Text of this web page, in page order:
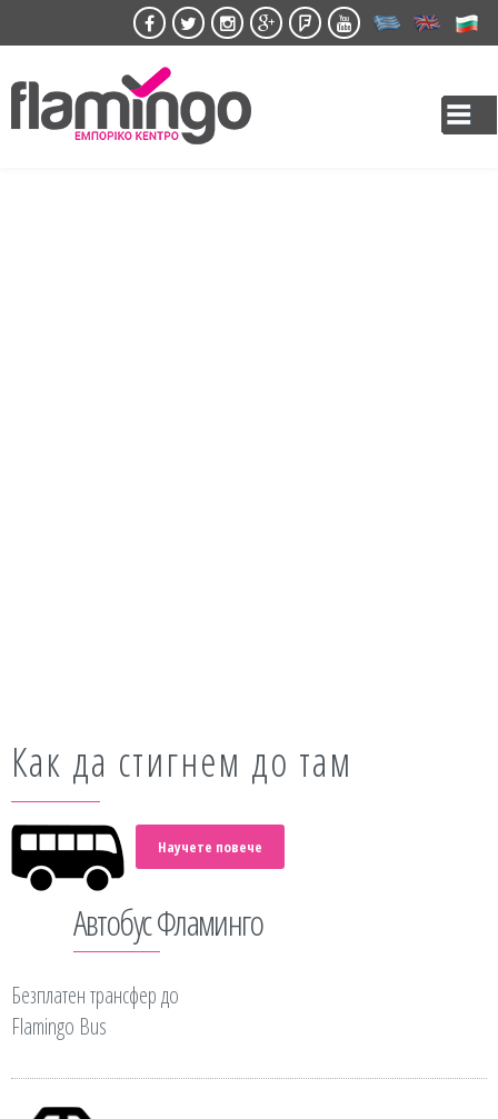
Skip to
main
Как да стигнем до там
Автобус Фламинго
Безплатен трансфер до
Flamingo Bus
Научете повече